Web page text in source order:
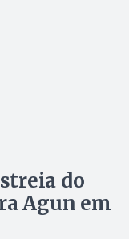
do
Agun em